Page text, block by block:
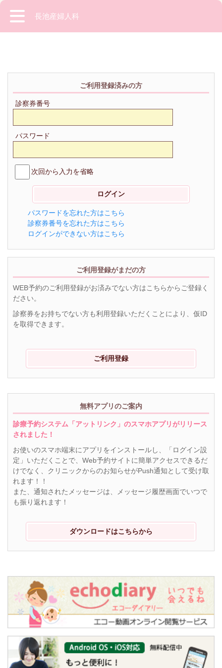
長池産婦人科
ご利用登録済みの方
診察券番号
パスワード
次回から入力を省略
パスワードを忘れた方はこちら
診察券番号を忘れた方はこちら
ログインができない方はこちら
ご利用登録がまだの方
WEB予約のご利用登録がお済みでない方はこちらからご登録く
ださい。
診察券をお持ちでない方も利用登録いただくことにより、仮ID
を取得できます。
ご利用登録
無料アプリのご案内
診療予約システム「アットリンク」のスマホアプリがリリース
されました！
お使いのスマホ端末にアプリをインストールし、「ログイン設
定」いただくことで、Web予約サイトに簡単アクセスできるだ
けでなく、クリニックからのお知らせがPush通知として受け取
れます！！
また、通知されたメッセージは、メッセージ履歴画面でいつで
も振り返れます！
ダウンロードはこちらから